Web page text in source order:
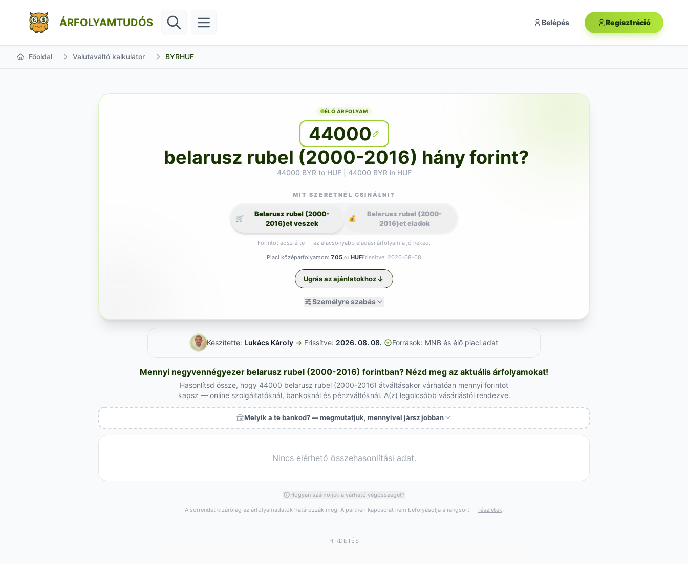
ÁRFOLYAMTUDÓS Belépés Regisztráció
Főoldal Valutaváltó kalkulátor BYRHUF
ÉLŐ ÁRFOLYAM
44000
belarusz rubel (2000-2016) hány forint?
44000 BYR to HUF | 44000 BYR in HUF
Piaci középárfolyamon: 705 ,01 HUFFrissítve: 2026-08-08
Személyre szabás
MIT SZERETNÉL CSINÁLNI?
🛒
Belarusz rubel (2000-
2016)et veszek
💰
Belarusz rubel (2000-
2016)et eladok
Forintot adsz érte — az alacsonyabb eladási árfolyam a jó neked.
Ugrás az ajánlatokhoz
Készítette: Lukács Károly →·Frissítve: 2026. 08. 08.· Források: MNB és élő piaci adat
Mennyi negyvennégyezer belarusz rubel (2000-2016) forintban? Nézd meg az aktuális árfolyamokat!
Hasonlítsd össze, hogy 44000 belarusz rubel (2000-2016) átváltásakor várhatóan mennyi forintot
kapsz — online szolgáltatóknál, bankoknál és pénzváltóknál. A(z) legolcsóbb vásárlástól rendezve.
Melyik a te bankod? — megmutatjuk, mennyivel jársz jobban
Nincs elérhető összehasonlítási adat.
Hogyan számoljuk a várható végösszeget?
A sorrendet kizárólag az árfolyamadatok határozzák meg. A partneri kapcsolat nem befolyásolja a rangsort — részletek
HIRDETÉS